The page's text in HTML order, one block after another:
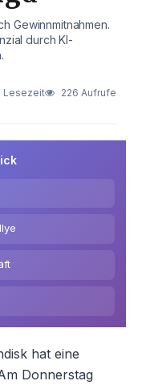
Gewinnmitnahmen.
durch KI-
Lesezeit 226 Aufrufe
hat eine
Donnerstag